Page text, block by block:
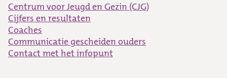
Centrum voor Jeugd en Gezin (CJG)
Cijfers en resultaten
Coaches
Communicatie gescheiden ouders
Contact met het infopunt